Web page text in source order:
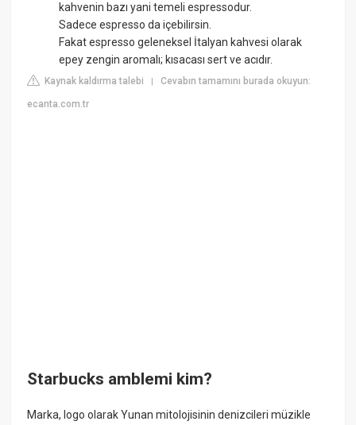
kahvenin bazı yani temeli espressodur.
Sadece espresso da içebilirsin.
Fakat espresso geleneksel İtalyan kahvesi olarak
epey zengin aromalı; kısacası sert ve acıdır.
Kaynak kaldırma talebi |Cevabın tamamını burada okuyun:
ecanta.com.tr
Starbucks amblemi kim?
Marka, logo olarak Yunan mitolojisinin denizcileri müzikle